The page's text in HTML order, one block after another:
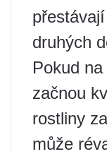
druhých
Pokud
začnou
rostliny
může